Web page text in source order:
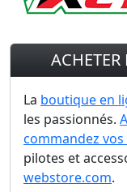
La boutique en
les passionnés.
commandez
pilotes et
webstore.com.